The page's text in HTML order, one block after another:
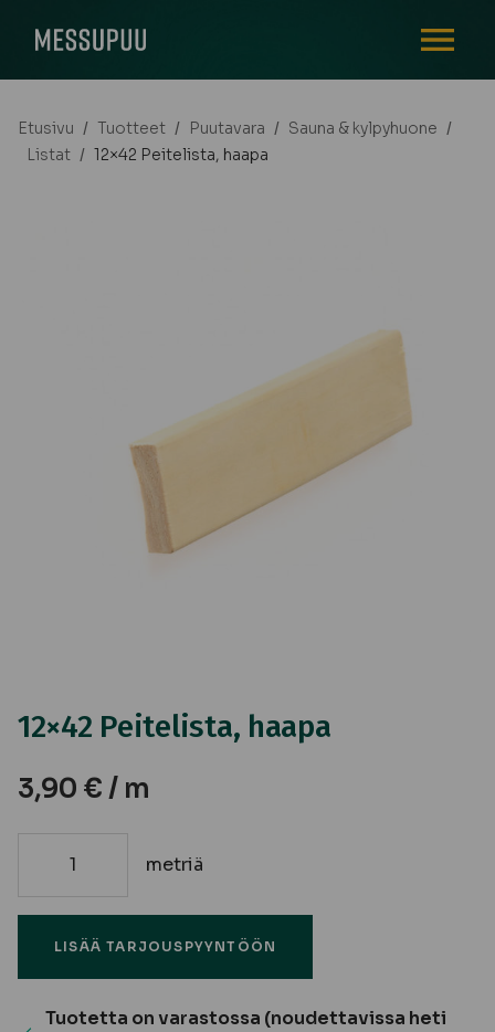
Etusivu / Tuotteet / Puutavara / Sauna & kylpyhuone /
Listat / 12×42 Peitelista, haapa
12×42 Peitelista, haapa
3,90 € / m
määrä
metriä
LISÄÄ TARJOUSPYYNTÖÖN
Tuotetta on varastossa (noudettavissa heti